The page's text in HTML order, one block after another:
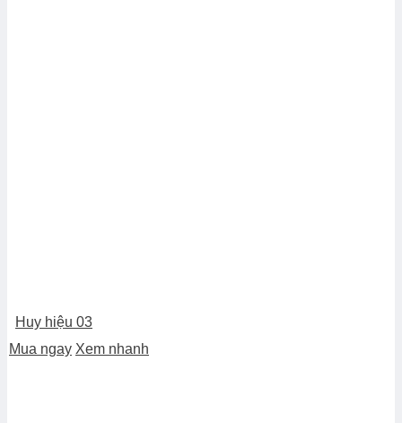
Huy hiệu 03
Mua ngay Xem nhanh